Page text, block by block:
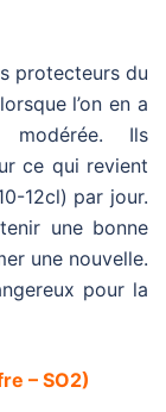
protecteurs du
l’on en a
modérée. Ils
ce qui revient
12cl) par jour.
une bonne
une nouvelle.
pour la
– SO2)